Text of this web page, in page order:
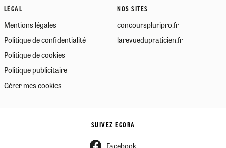
LÉGAL
Mentions légales
Politique de confidentialité
Politique de cookies
Politique publicitaire
Gérer mes cookies
NOS SITES
concourspluripro.fr
larevuedupraticien.fr
SUIVEZ EGORA
Facebook